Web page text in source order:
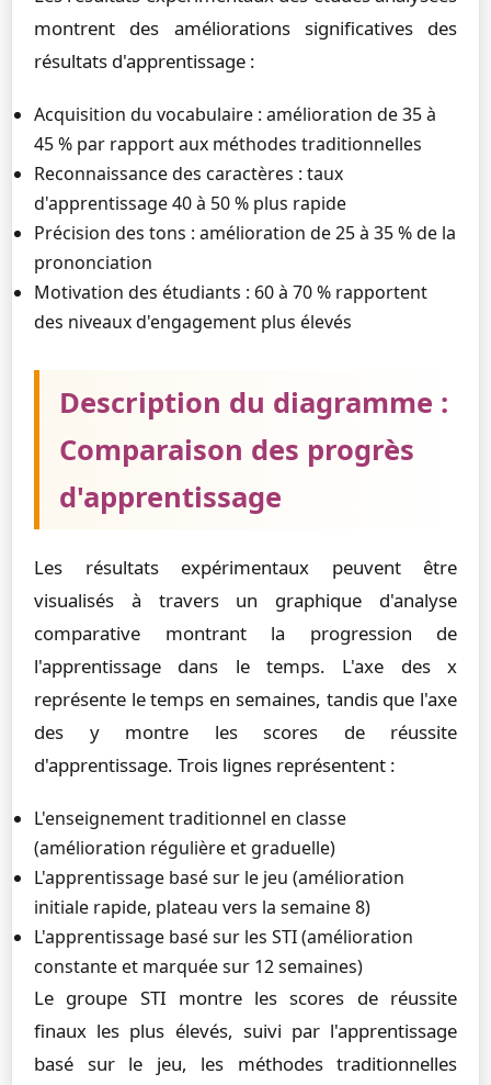
montrent des améliorations significatives des
résultats d'apprentissage :
Acquisition du vocabulaire : amélioration de 35 à
45 % par rapport aux méthodes traditionnelles
Reconnaissance des caractères : taux
d'apprentissage 40 à 50 % plus rapide
Précision des tons : amélioration de 25 à 35 % de la
prononciation
Motivation des étudiants : 60 à 70 % rapportent
des niveaux d'engagement plus élevés
Description du diagramme :
Comparaison des progrès
d'apprentissage
Les résultats expérimentaux peuvent être
visualisés à travers un graphique d'analyse
comparative montrant la progression de
l'apprentissage dans le temps. L'axe des x
représente le temps en semaines, tandis que l'axe
des y montre les scores de réussite
d'apprentissage. Trois lignes représentent :
L'enseignement traditionnel en classe
(amélioration régulière et graduelle)
L'apprentissage basé sur le jeu (amélioration
initiale rapide, plateau vers la semaine 8)
L'apprentissage basé sur les STI (amélioration
constante et marquée sur 12 semaines)
Le groupe STI montre les scores de réussite
finaux les plus élevés, suivi par l'apprentissage
basé sur le jeu, les méthodes traditionnelles